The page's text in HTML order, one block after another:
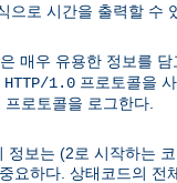
으로 시간을 출력할 수
매우 유용한 정보를
HTTP/1.0 프로토콜을
로토콜을 로그한다.
보는 (2로 시작하는
요하다. 상태코드의 전